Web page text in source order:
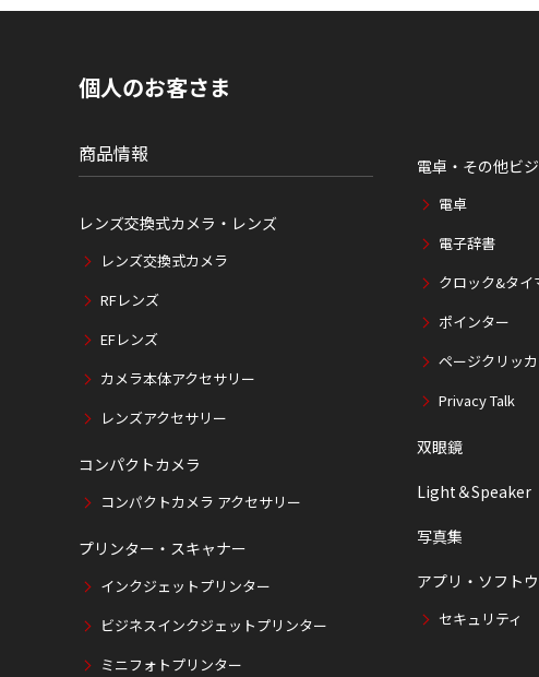
ト
個人のお客さま
商品情報
レンズ交換式カメラ・レンズ
レンズ交換式カメラ
RFレンズ
EFレンズ
カメラ本体アクセサリー
レンズアクセサリー
コンパクトカメラ
コンパクトカメラ アクセサリー
プリンター・スキャナー
インクジェットプリンター
ビジネスインクジェットプリンター
ミニフォトプリンター
電卓・その他ビ
電卓
電子辞書
クロック&タイ
ポインター
ページクリッ
Privacy Talk
双眼鏡
Light＆Speaker
写真集
アプリ・ソフト
セキュリティ